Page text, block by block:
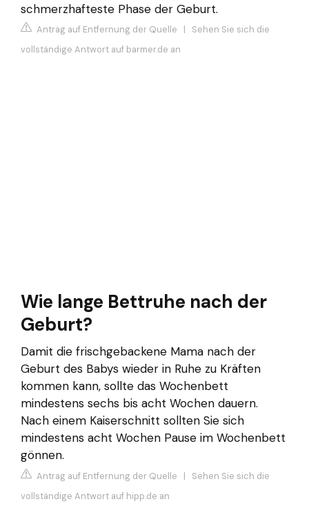
schmerzhafteste Phase der Geburt.
Antrag auf Entfernung der Quelle | Sehen Sie sich die
vollständige Antwort auf barmer.de an
Wie lange Bettruhe nach der
Geburt?
Damit die frischgebackene Mama nach der
Geburt des Babys wieder in Ruhe zu Kräften
kommen kann, sollte das Wochenbett
mindestens sechs bis acht Wochen dauern.
Nach einem Kaiserschnitt sollten Sie sich
mindestens acht Wochen Pause im Wochenbett
gönnen.
Antrag auf Entfernung der Quelle | Sehen Sie sich die
vollständige Antwort auf hipp.de an